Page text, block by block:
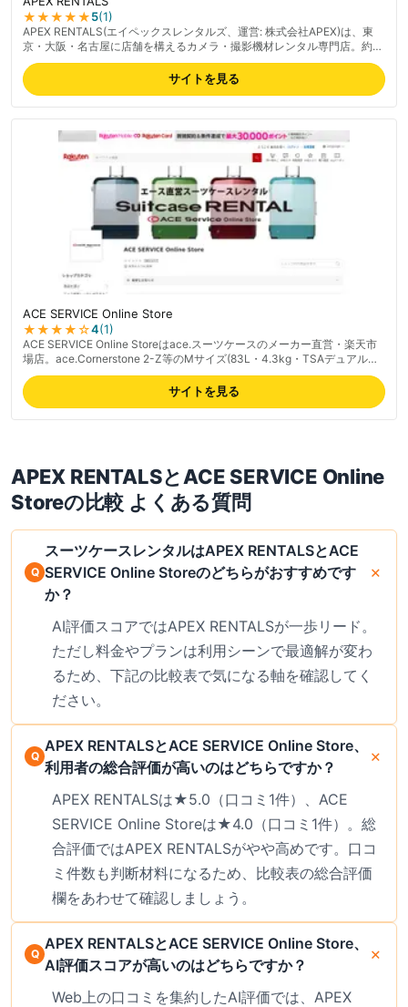
★★★★★5(1)
APEX RENTALS(エイペックスレンタルズ、運営: 株式会社APEX)は、東
京・大阪・名古屋に店舗を構えるカメラ・撮影機材レンタル専門店。約
400種類超のカメラ・レンズラインナップでビデオカメラや交換レンズ等
の映像機材を取り扱う。レンタル前日到着で実質1日無料、バッテリー2
個・記録メディアが標準付属する利便性、丁寧な梱包が好評。Google各
店舗4.5以上の高評価で初心者からプロまで支持される。ネットで簡単予
約可能。最新の料金は公式サイトでご確認ください。
サイトを見る
ACE SERVICE Online Store
★★★★☆4(1)
ACE SERVICE Online Storeはace.スーツケースのメーカー直営・楽天市
場店。ace.Cornerstone 2-Z等のMサイズ(83L・4.3kg・TSAデュアルロ
ック)を扱う。1日〜40日まで豊富なレンタル期間(3/5/7/10/14/20/30/40
日)、送料無料・破損補償込み、身長157cm以上向け。スーツケースレン
タルNo.1メーカー直営の安心感が強み。
サイトを見る
APEX RENTALSとACE SERVICE Online
Storeの比較 よくある質問
スーツケースレンタルはAPEX RENTALSとACE
SERVICE Online Storeのどちらがおすすめです
か？
AI評価スコアではAPEX RENTALSが一歩リード。
ただし料金やプランは利用シーンで最適解が変わ
るため、下記の比較表で気になる軸を確認してく
ださい。
APEX RENTALSとACE SERVICE Online Store、
利用者の総合評価が高いのはどちらですか？
APEX RENTALSは★5.0（口コミ1件）、ACE
SERVICE Online Storeは★4.0（口コミ1件）。総
合評価ではAPEX RENTALSがやや高めです。口コ
ミ件数も判断材料になるため、比較表の総合評価
欄をあわせて確認しましょう。
APEX RENTALSとACE SERVICE Online Store、
AI評価スコアが高いのはどちらですか？
Web上の口コミを集約したAI評価では、APEX